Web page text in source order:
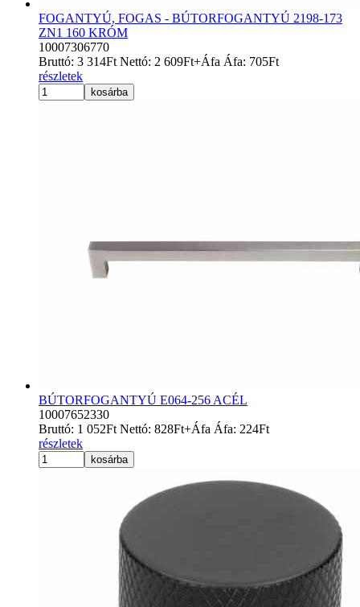
FOGANTYÚ, FOGAS - BÚTORFOGANTYÚ 2198-173
ZN1 160 KRÓM
10007306770
Bruttó: 3 314Ft Nettó: 2 609Ft+Áfa Áfa: 705Ft
részletek
kosárba
BÚTORFOGANTYÚ E064-256 ACÉL
10007652330
Bruttó: 1 052Ft Nettó: 828Ft+Áfa Áfa: 224Ft
részletek
kosárba